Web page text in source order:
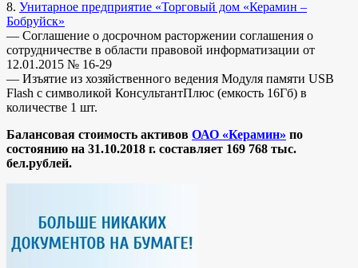
8. Унитарное предприятие «Торговый дом «Керамин –
Бобруйск»
— Соглашение о досрочном расторжении соглашения о
сотрудничестве в области правовой информатизации от
12.01.2015 № 16-29
— Изъятие из хозяйственного ведения Модуля памяти USB
Flash с символикой КонсультантПлюс (емкость 16Гб) в
количестве 1 шт.
Балансовая стоимость активов ОАО «Керамин» по
состоянию на 31.10.2018 г. составляет 169 768 тыс.
бел.рублей.